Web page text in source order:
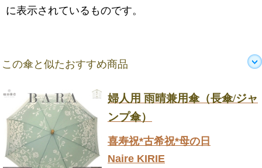
に表示されているものです。
この傘と似たおすすめ商品
婦人用 雨晴兼用傘（長傘/ジャ
ンプ傘）
喜寿祝*古希祝*母の日
Naire KIRIE